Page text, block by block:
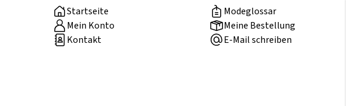
Startseite
Modeglossar
Mein Konto
Meine Bestellung
Kontakt
E-Mail schreiben